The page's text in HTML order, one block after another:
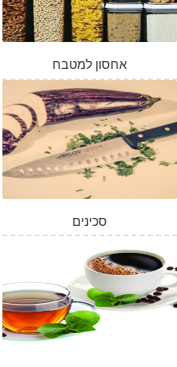
אחסון למטבח
סכינים